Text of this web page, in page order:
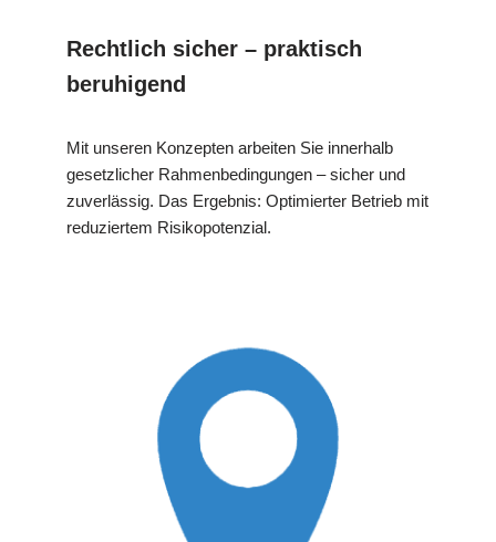
Rechtlich sicher – praktisch
beruhigend
Mit unseren Konzepten arbeiten Sie innerhalb
gesetzlicher Rahmenbedingungen – sicher und
zuverlässig. Das Ergebnis: Optimierter Betrieb mit
reduziertem Risikopotenzial.